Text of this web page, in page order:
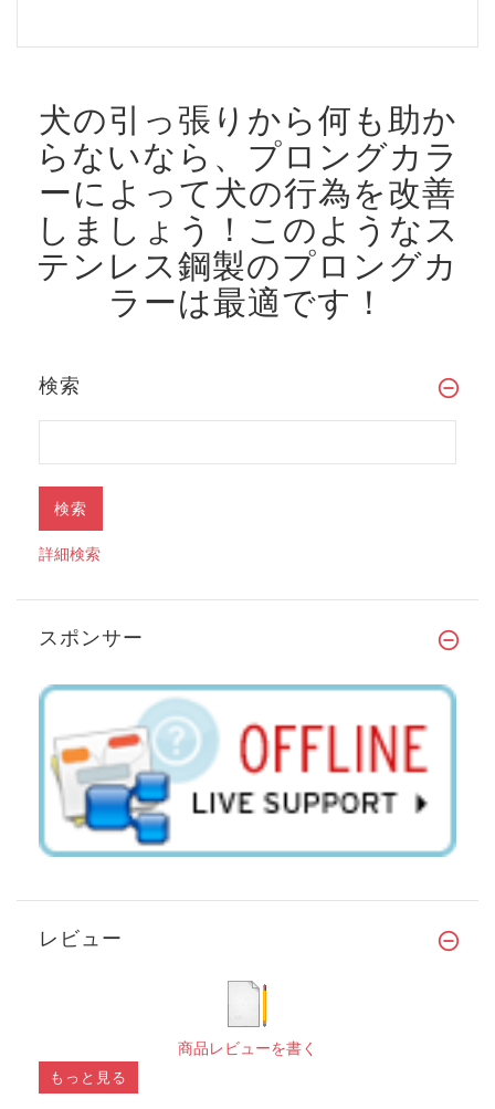
犬の引っ張りから何も助か
らないなら、プロングカラ
ーによって犬の行為を改善
しましょう！ このようなス
テンレス鋼製のプロングカ
ラーは最適です！
検索
詳細検索
スポンサー
レビュー
商品レビューを書く
もっと見る